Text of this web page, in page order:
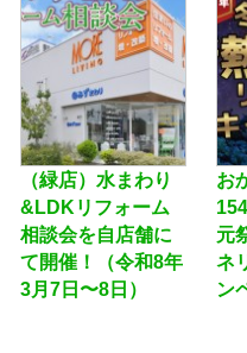
（緑店）水まわり
&LDKリフォーム
相談会を自店舗に
て開催！（令和8年
3月7日〜8日）
お
元
ネ
ン